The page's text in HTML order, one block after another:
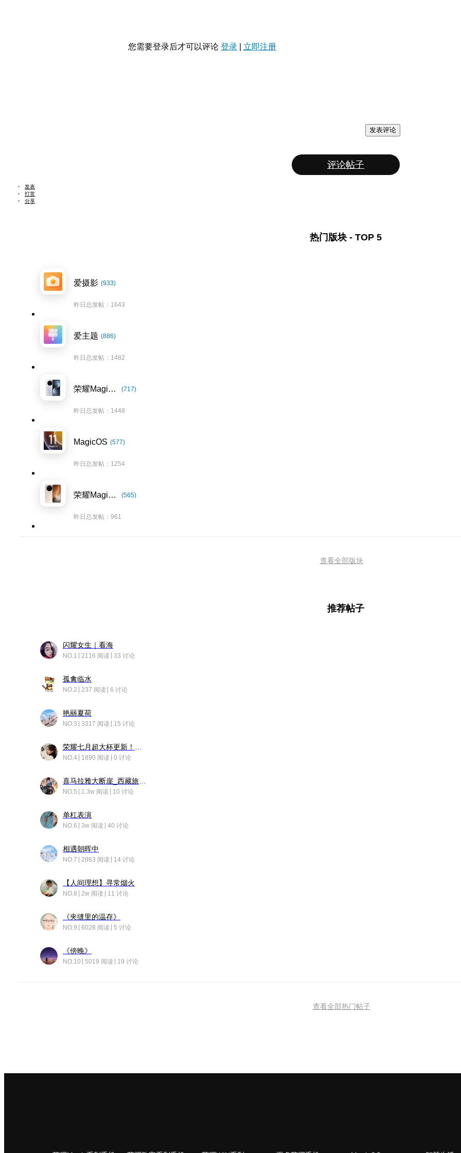
您需要登录后才可以评论 登录 立即注册
发表评论
评论帖子
发表
打赏
分享
热门版块 - TOP 5
爱摄影 (933)
昨日总发帖：1643
爱主题 (886)
昨日总发帖：1482
荣耀Magic7系列 (717)
昨日总发帖：1448
MagicOS (577)
昨日总发帖：1254
荣耀Magic8系列 (565)
昨日总发帖：961
查看全部版块
推荐帖子
闪耀女生｜看海
NO.1 2116 阅读 33 讨论
孤禽临水
NO.2 237 阅读 6 讨论
艳丽夏荷
NO.3 3317 阅读 15 讨论
NO.4 1890 阅读 0 讨论
NO.5 1.3w 阅读 10 讨论
单杠表演
NO.6 3w 阅读 40 讨论
相遇朝晖中
NO.7 2863 阅读 14 讨论
【人间理想】寻常烟火
NO.8 2w 阅读 11 讨论
《夹缝里的温存》
NO.9 6028 阅读 5 讨论
《傍晚》
NO.10 5019 阅读 19 讨论
查看全部热门帖子